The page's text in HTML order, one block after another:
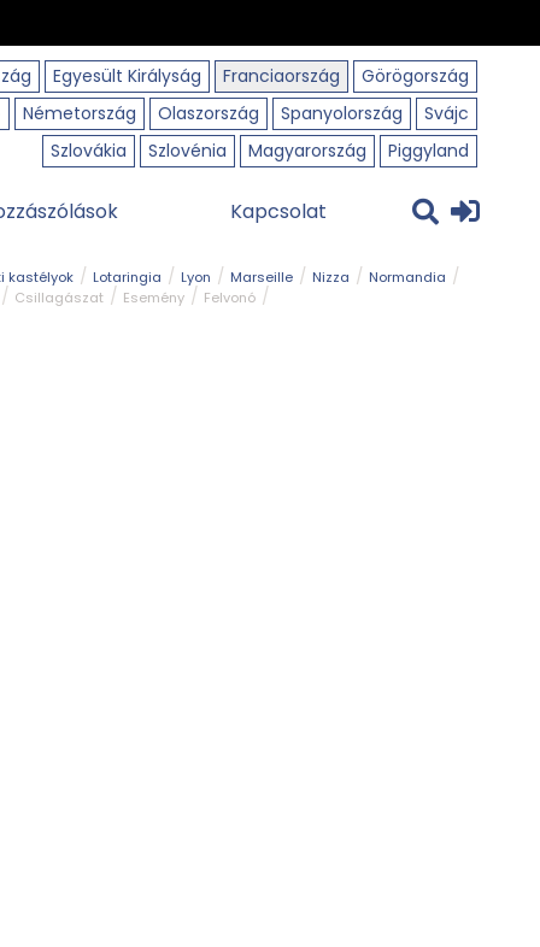
Egyesült Királyság Franciaország
Görögország
Németország Olaszország Spanyolország
Svájc
Szlovákia
Szlovénia Magyarország Piggyland
Kapcsolat
kastélyok Lotaringia Lyon Marseille Nizza
Normandia
Csillagászat
Esemény Felvonó